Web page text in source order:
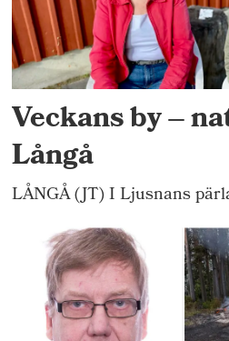
Veckans by –
Långå
LÅNGÅ (JT) I Ljusnans